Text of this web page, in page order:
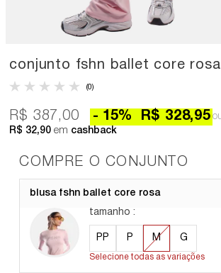
conjunto fshn ballet core rosa
(0)
R$ 387,00 R$ 328,95
15%
R$ 32,90 em cashback
COMPRE O CONJUNTO
blusa fshn ballet core rosa
tamanho:
PP P M G
Selecione todas as variações